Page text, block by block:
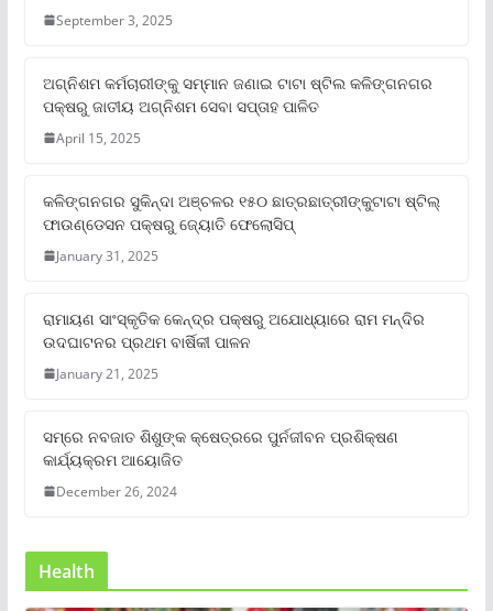
September 3, 2025
ଅଗ୍ନିଶମ କର୍ମଚାରୀଙ୍କୁ ସମ୍ମାନ ଜଣାଇ ଟାଟା ଷ୍ଟିଲ କଳିଙ୍ଗନଗର
ପକ୍ଷରୁ ଜାତୀୟ ଅଗ୍ନିଶମ ସେବା ସପ୍ତାହ ପାଳିତ
April 15, 2025
କଳିଙ୍ଗନଗର ସୁକିନ୍ଦା ଅଞ୍ଚଳର ୧୫୦ ଛାତ୍ରଛାତ୍ରୀଙ୍କୁଟାଟା ଷ୍ଟିଲ୍
ଫାଉଣ୍ଡେସନ ପକ୍ଷରୁ ଜ୍ୟୋତି ଫେଲୋସିପ୍‌
January 31, 2025
ରାମାୟଣ ସାଂସ୍କୃତିକ କେନ୍ଦ୍ର ପକ୍ଷରୁ ଅଯୋଧ୍ୟାରେ ରାମ ମନ୍ଦିର
ଉଦଘାଟନର ପ୍ରଥମ ବାର୍ଷିକୀ ପାଳନ
January 21, 2025
ସମ୍‌ରେ ନବଜାତ ଶିଶୁଙ୍କ କ୍ଷେତ୍ରରେ ପୁର୍ନଜୀବନ ପ୍ରଶିକ୍ଷଣ
କାର୍ଯ୍ୟକ୍ରମ ଆୟୋଜିତ
December 26, 2024
Health